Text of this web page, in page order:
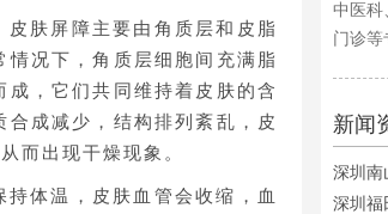
肤屏障主要由角质层和皮脂
况下，角质层细胞间充满脂
，它们共同维持着皮肤的含
成减少，结构排列紊乱，皮
而出现干燥现象。
体温，皮肤血管会收缩，血
中医科
门诊等
新闻
深圳南
深圳福